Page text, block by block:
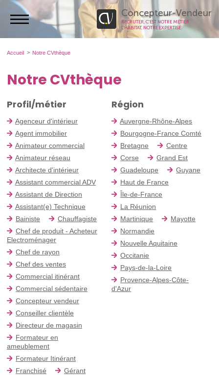
Concepteur-Vendeur
RECRUTER, C’EST NOTRE MÉTIER.
L’HABITAT, NOTRE EXPERTISE.
Accueil Notre CVthèque
Notre CVthèque
Profil/métier
Agenceur d'intérieur
Agent immobilier
Animateur commercial
Animateur réseau
Architecte d'intérieur
Assistant commercial ADV
Assistant de Direction
Assistant(e) Technique
Bainiste
Chauffagiste
Chef de produit - Acheteur
Electroménager
Chef de rayon
Chef des ventes
Commercial itinérant
Commercial sédentaire
Concepteur vendeur
Conseiller clientèle
Directeur de magasin
Formateur en
ameublement
Formateur Itinérant
Franchisé
Gérant
Région
Auvergne-Rhône-Alpes
Bourgogne-France Comté
Bretagne
Centre
Corse
Grand Est
Guadeloupe
Guyane
Haut de France
Île-de-France
La Réunion
Martinique
Mayotte
Normandie
Nouvelle Aquitaine
Occitanie
Pays-de-la-Loire
Provence-Alpes-Côte-
d'Azur